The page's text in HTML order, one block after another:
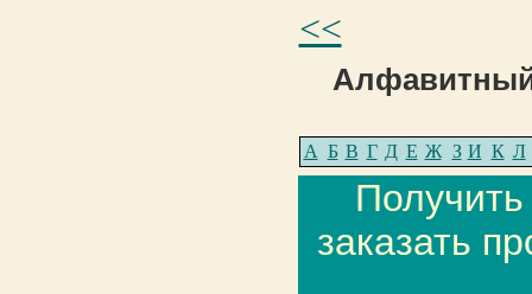
<<
Алфавитный
А Б В Г Д Е Ж З И К Л
заказать